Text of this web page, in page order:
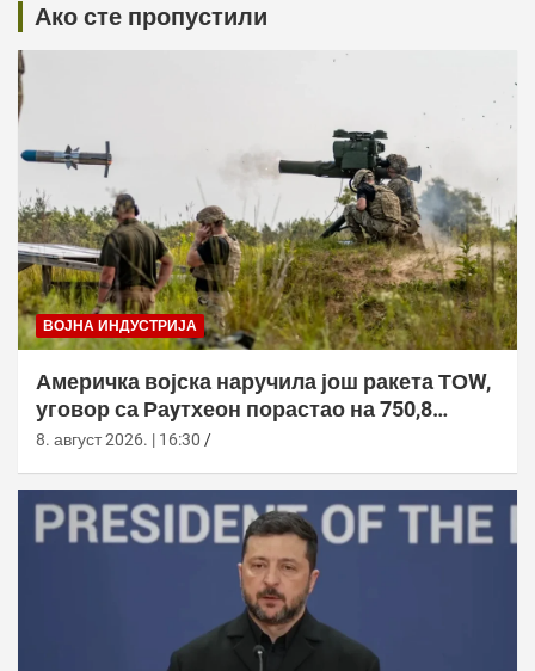
Ако сте пропустили
ВОЈНА ИНДУСТРИЈА
Америчка војска наручила још ракета ТОW,
уговор са Раyтхеон порастао на 750,8
милиона долара
8. август 2026. | 16:30